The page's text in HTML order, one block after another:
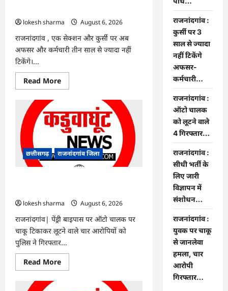
lokesh sharma
August 6, 2026
राजनांदगांव , एक सेक्शन और कुर्सी पर अब
अफसर और कर्मचारी तीन साल से ज्यादा नहीं
टिकेंगे।...
Read MoreRead
more
कुर्सी
पर
3
साल
ज्यादा
नहीं
टिकेंगे
छत्तीसगढ़ राजनांदगांव जिला
lokesh sharma
August 6, 2026
राजनांदगांव| पेंड्री बाइपास पर ऑटो चालक पर
चाकू टिकाकर लूटने वाले चार आरोपियों को
पुलिस ने गिरफ्तार...
Read MoreRead
more
राजनांदगांव :
कुर्सी पर 3
साल से ज्यादा
नहीं टिकेंगे
अफसर-
कर्मचारी…
राजनांदगांव :
ऑटो चालक
को लूटने वाले
4 गिरफ्तार…
राजनांदगांव :
सीधी भर्ती के
लिए जारी
विज्ञापन में
संशोधन…
राजनांदगांव :
युवक पर चाकू
से जानलेवा
हमला, चार
आरोपी
गिरफ्तार…